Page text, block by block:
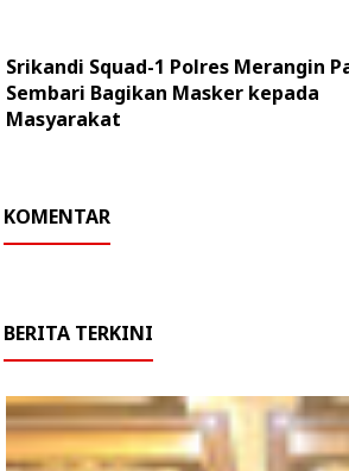
Srikandi Squad-1 Polres Merangin
Sembari Bagikan Masker kepada
Masyarakat
KOMENTAR
BERITA TERKINI